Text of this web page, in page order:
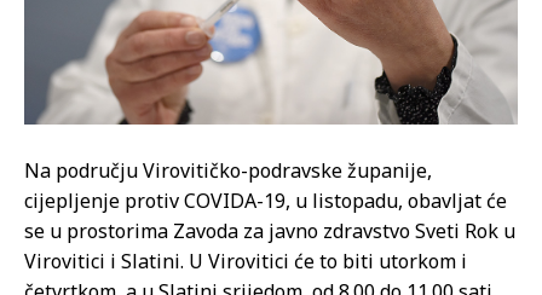
Na području Virovitičko-podravske županije,
cijepljenje protiv COVIDA-19, u listopadu, obavljat će
se u prostorima Zavoda za javno zdravstvo Sveti Rok u
Virovitici i Slatini. U Virovitici će to biti utorkom i